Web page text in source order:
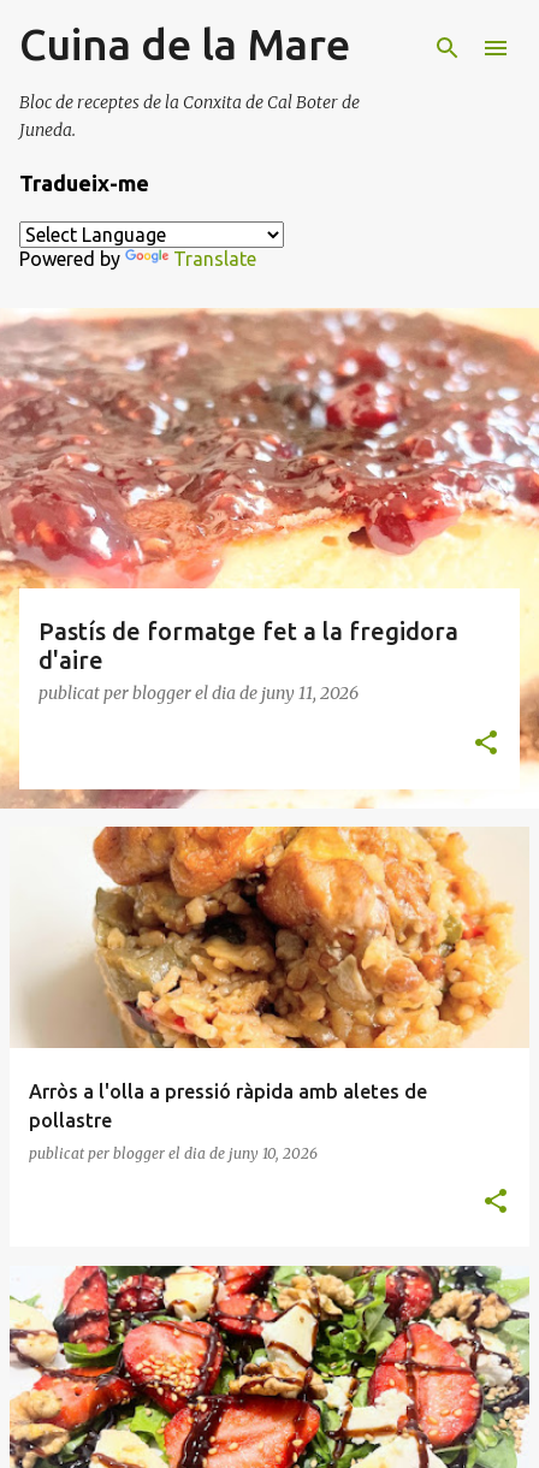
Salta al contingut principal
Cuina de la Mare
Bloc de receptes de la Conxita de Cal Boter de
Juneda.
Tradueix-me
Powered by Translate
E
n
t
r
a
d
e
s
Pastís de formatge fet a la fregidora
d'aire
publicat perbloggerel diade juny 11, 2026
Arròs a l'olla a pressió ràpida amb aletes de
pollastre
publicat per blogger el dia de juny 10, 2026